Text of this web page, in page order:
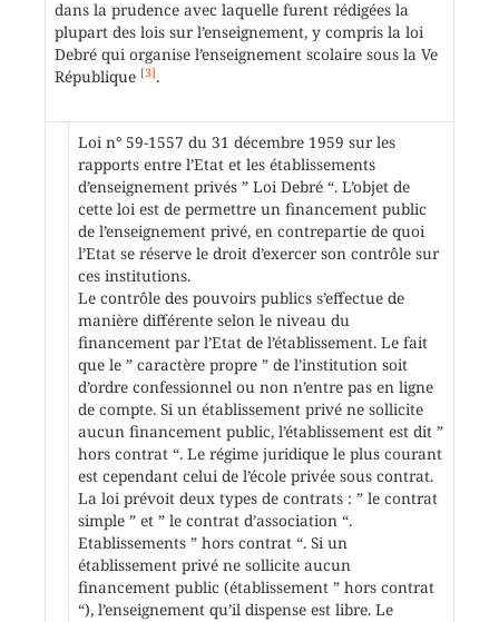
dans la prudence avec laquelle furent rédigées la
plupart des lois sur l’enseignement, y compris la loi
Debré qui organise l’enseignement scolaire sous la Ve
République [3].
Loi n° 59-1557 du 31 décembre 1959 sur les
rapports entre l’Etat et les établissements
d’enseignement privés ” Loi Debré “. L’objet de
cette loi est de permettre un financement public
de l’enseignement privé, en contrepartie de quoi
l’Etat se réserve le droit d’exercer son contrôle sur
ces institutions.
Le contrôle des pouvoirs publics s’effectue de
manière différente selon le niveau du
financement par l’Etat de l’établissement. Le fait
que le ” caractère propre ” de l’institution soit
d’ordre confessionnel ou non n’entre pas en ligne
de compte. Si un établissement privé ne sollicite
aucun financement public, l’établissement est dit ”
hors contrat “. Le régime juridique le plus courant
est cependant celui de l’école privée sous contrat.
La loi prévoit deux types de contrats : ” le contrat
simple ” et ” le contrat d’association “.
Etablissements ” hors contrat “. Si un
établissement privé ne sollicite aucun
financement public (établissement ” hors contrat
“), l’enseignement qu’il dispense est libre. Le